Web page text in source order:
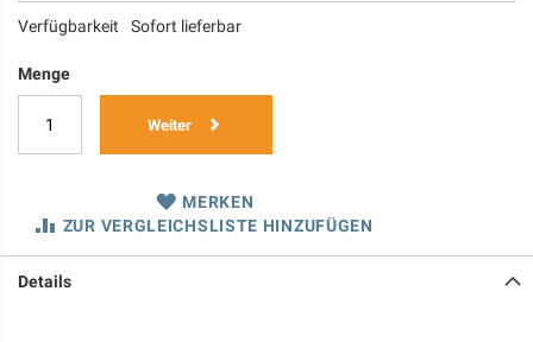
Verfügbarkeit Sofort lieferbar
Menge
Weiter
MERKEN
ZUR VERGLEICHSLISTE HINZUFÜGEN
Details